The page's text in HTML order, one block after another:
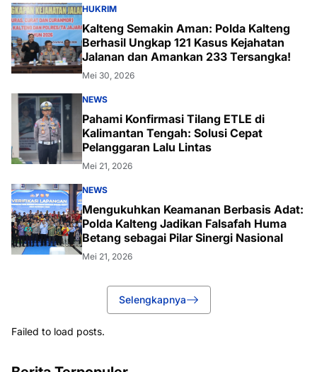
HUKRIM
Kalteng Semakin Aman: Polda Kalteng
Berhasil Ungkap 121 Kasus Kejahatan
Jalanan dan Amankan 233 Tersangka!
Mei 30, 2026
NEWS
Pahami Konfirmasi Tilang ETLE di
Kalimantan Tengah: Solusi Cepat
Pelanggaran Lalu Lintas
Mei 21, 2026
NEWS
Mengukuhkan Keamanan Berbasis Adat:
Polda Kalteng Jadikan Falsafah Huma
Betang sebagai Pilar Sinergi Nasional
Mei 21, 2026
Selengkapnya
Failed to load posts.